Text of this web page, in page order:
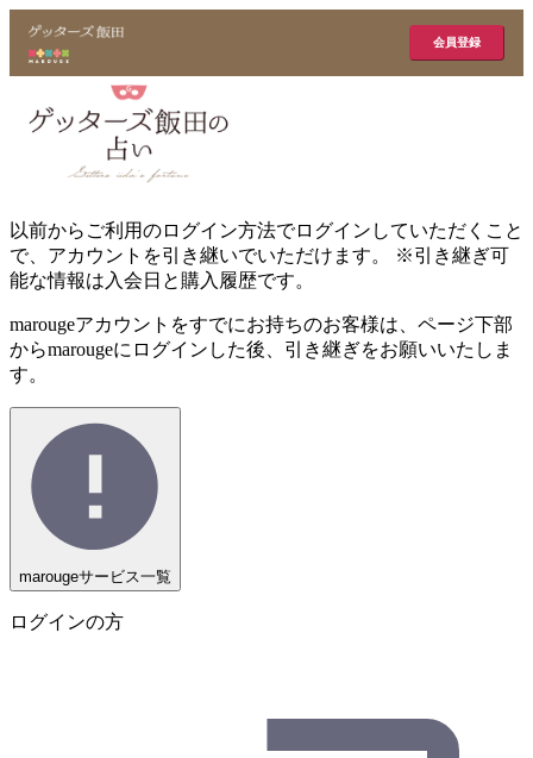
会員登録
以前からご利用のログイン方法でログインしていただくこと
で、アカウントを引き継いでいただけます。 ※引き継ぎ可
能な情報は入会日と購入履歴です。
marougeアカウントをすでにお持ちのお客様は、ページ下部
からmarougeにログインした後、引き継ぎをお願いいたしま
す。
marougeサービス一覧
ログインの方